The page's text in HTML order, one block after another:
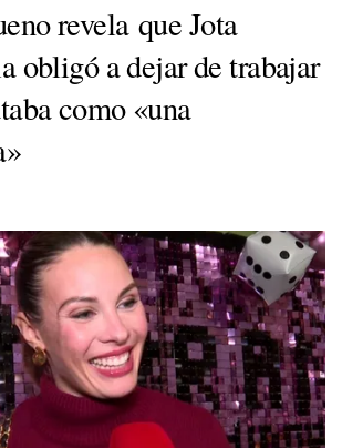
revela que Jota
obligó a dejar de trabajar
como «una